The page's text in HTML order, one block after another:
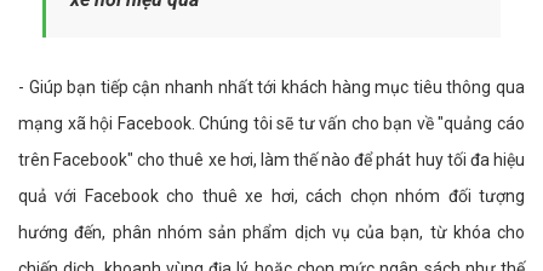
- Giúp bạn tiếp cận nhanh nhất tới khách hàng mục tiêu thông qua
mạng xã hội Facebook. Chúng tôi sẽ tư vấn cho bạn về "quảng cáo
trên Facebook" cho thuê xe hơi, làm thế nào để phát huy tối đa hiệu
quả với Facebook cho thuê xe hơi, cách chọn nhóm đối tượng
hướng đến, phân nhóm sản phẩm dịch vụ của bạn, từ khóa cho